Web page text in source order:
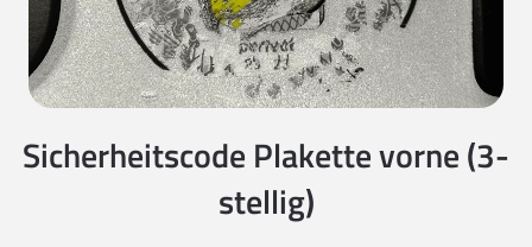
Sicherheitscode Plakette vorne (3-
stellig)